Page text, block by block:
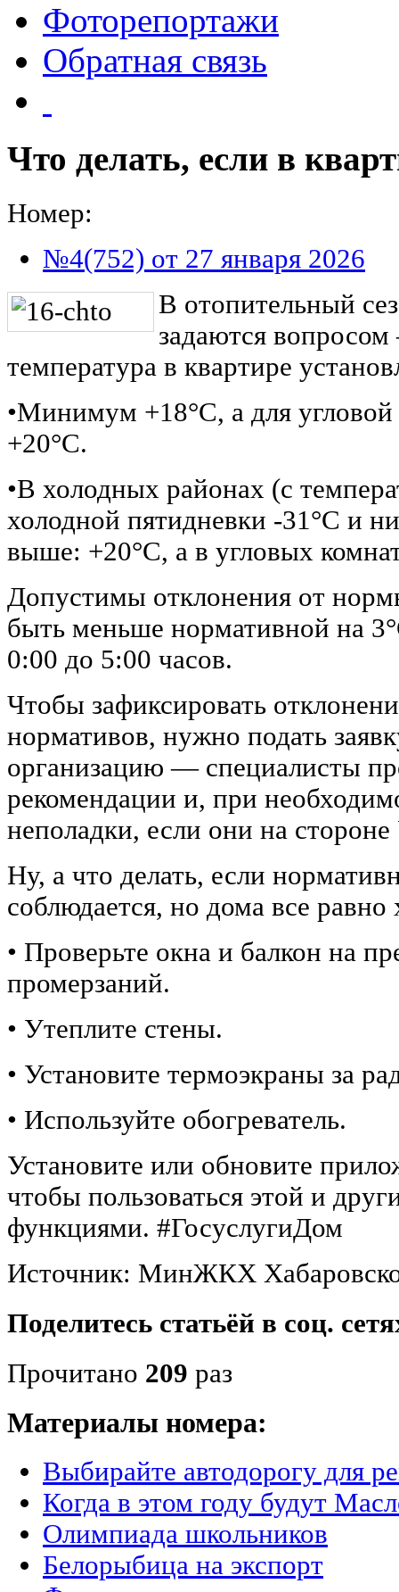
Фоторепортажи
Обратная связь
Что делать, если в
Номер:
№4(752) от 27 января 2026
В отопительный
задаются вопросом
температура в квартире
•Минимум +18°C, а для
+20°C.
•В холодных районах (с
холодной пятидневки -31°C и
выше: +20°C, а в угловых
Допустимы отклонения от
быть меньше нормативной на
0:00 до 5:00 часов.
Чтобы зафиксировать
нормативов, нужно подать
организацию — специалисты
рекомендации и, при
неполадки, если они на
Ну, а что делать, если
соблюдается, но дома все равно
• Проверьте окна и балкон на
промерзаний.
• Утеплите стены.
• Установите термоэкраны за
• Используйте обогреватель.
Установите или обновите
чтобы пользоваться этой и
функциями. #ГосуслугиДом
Источник: МинЖКХ
Поделитесь статьёй в соц.
Прочитано 209 раз
Материалы номера:
Выбирайте автодорогу для
Когда в этом году будут
Олимпиада школьников
Белорыбица на экспорт